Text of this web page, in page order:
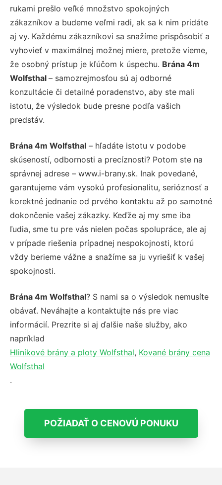
rukami prešlo veľké množstvo spokojných
zákazníkov a budeme veľmi radi, ak sa k nim pridáte
aj vy. Každému zákazníkovi sa snažíme prispôsobiť a
vyhovieť v maximálnej možnej miere, pretože vieme,
že osobný prístup je kľúčom k úspechu. Brána 4m
Wolfsthal – samozrejmosťou sú aj odborné
konzultácie či detailné poradenstvo, aby ste mali
istotu, že výsledok bude presne podľa vašich
predstáv.
Brána 4m Wolfsthal – hľadáte istotu v podobe
skúseností, odbornosti a precíznosti? Potom ste na
správnej adrese – www.i-brany.sk. Inak povedané,
garantujeme vám vysokú profesionalitu, serióznosť a
korektné jednanie od prvého kontaktu až po samotné
dokončenie vašej zákazky. Keďže aj my sme iba
ľudia, sme tu pre vás nielen počas spolupráce, ale aj
v prípade riešenia prípadnej nespokojnosti, ktorú
vždy berieme vážne a snažíme sa ju vyriešiť k vašej
spokojnosti.
Brána 4m Wolfsthal? S nami sa o výsledok nemusíte
obávať. Neváhajte a kontaktujte nás pre viac
informácií. Prezrite si aj ďalšie naše služby, ako
napríklad
Hliníkové brány a ploty Wolfsthal, Kované brány cena
Wolfsthal
.
POŽIADAŤ O CENOVÚ PONUKU